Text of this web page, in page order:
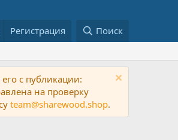
Регистрация Поиск
с публикации:
на проверку
team@sharewood.shop.